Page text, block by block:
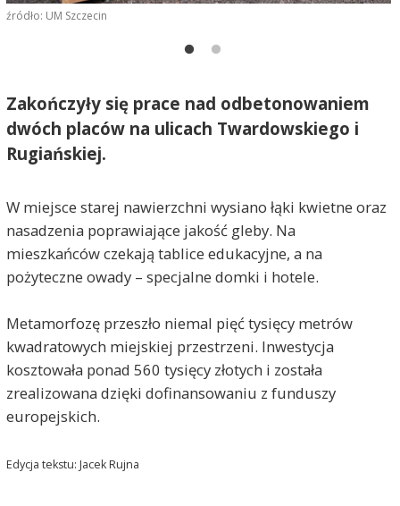
źródło: UM Szczecin
Zakończyły się prace nad odbetonowaniem
dwóch placów na ulicach Twardowskiego i
Rugiańskiej.
W miejsce starej nawierzchni wysiano łąki kwietne oraz
nasadzenia poprawiające jakość gleby. Na
mieszkańców czekają tablice edukacyjne, a na
pożyteczne owady – specjalne domki i hotele.
Metamorfozę przeszło niemal pięć tysięcy metrów
kwadratowych miejskiej przestrzeni. Inwestycja
kosztowała ponad 560 tysięcy złotych i została
zrealizowana dzięki dofinansowaniu z funduszy
europejskich.
Edycja tekstu: Jacek Rujna